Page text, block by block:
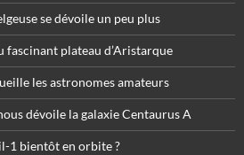
se dévoile un peu plus
fascinant plateau d’Aristarque
les astronomes amateurs
dévoile la galaxie Centaurus A
1 bientôt en orbite ?